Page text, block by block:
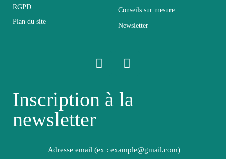
Non Empilable
Fixe Fixe
Garantie
180
RGPD
Plan du site
Conseils sur mesure
Newsletter
Inscription à la
newsletter